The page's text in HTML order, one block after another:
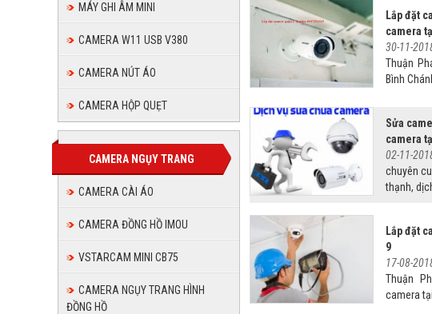
MÁY GHI ÂM MINI
CAMERA W11 USB V380
CAMERA NÚT ÁO
CAMERA HỘP QUẸT
CAMERA NGỤY TRANG
CAMERA CÀI ÁO
CAMERA ĐỒNG HỒ IMOU
VSTARCAM MINI CB75
CAMERA NGỤY TRANG HÌNH
ĐỒNG HỒ
Lắp đặt
camera
30-11-
Thuận
Bình
Sửa
camera
02-11-
chuyên
thạnh, dịch
Lắp đặt
9
17-08-
Thuận
camera tại